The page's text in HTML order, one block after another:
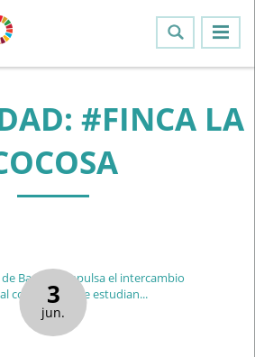
#FINCA LA
3
jun.